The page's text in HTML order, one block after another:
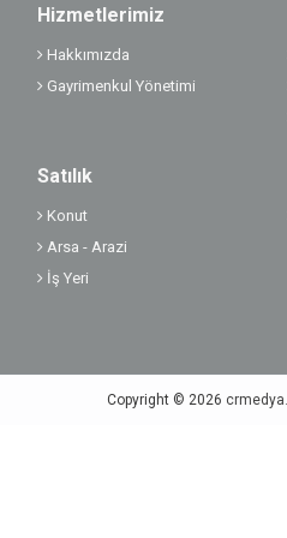
Hizmetlerimiz
Hakkımızda
Gayrimenkul Yönetimi
Satılık
Konut
Arsa - Arazi
İş Yeri
Copyright © 2026 crmedya.